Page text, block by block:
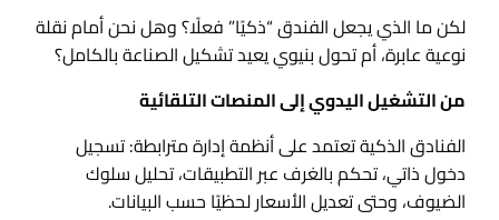
لكن ما الذي يجعل الفندق “ذكيًا” فعلًا؟ وهل نحن أمام نقلة
نوعية عابرة، أم تحول بنيوي يعيد تشكيل الصناعة بالكامل؟
من التشغيل اليدوي إلى المنصات التلقائية
الفنادق الذكية تعتمد على أنظمة إدارة مترابطة: تسجيل
دخول ذاتي، تحكم بالغرف عبر التطبيقات، تحليل سلوك
الضيوف، وحتى تعديل الأسعار لحظيًا حسب البيانات.